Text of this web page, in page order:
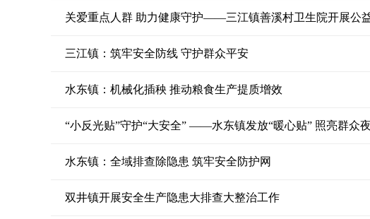
关爱重点人群 助力健康守护——三江镇善溪村卫生院开展公
三江镇：筑牢安全防线 守护群众平安
水东镇：机械化插秧 推动粮食生产提质增效
“小反光贴”守护“大安全” ——水东镇发放“暖心贴” 照亮群众
水东镇：全域排查除隐患 筑牢安全防护网
双井镇开展安全生产隐患大排查大整治工作